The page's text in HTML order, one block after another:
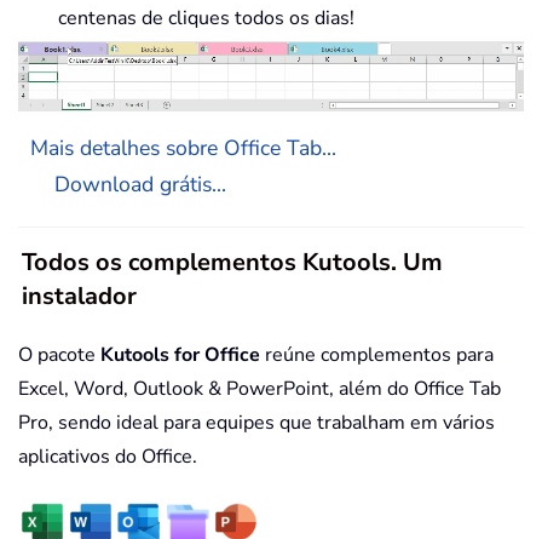
centenas de cliques todos os dias!
Mais detalhes sobre Office Tab...
Download grátis...
Todos os complementos Kutools. Um
instalador
O pacote Kutools for Office reúne complementos para
Excel, Word, Outlook & PowerPoint, além do Office Tab
Pro, sendo ideal para equipes que trabalham em vários
aplicativos do Office.